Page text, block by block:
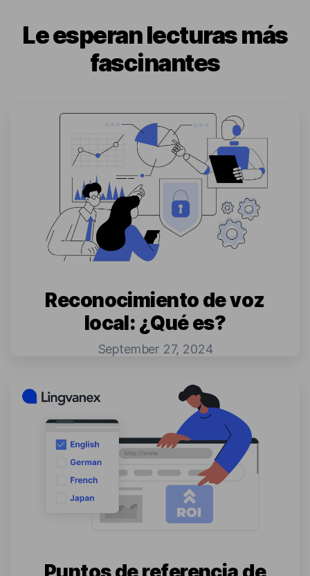
Le esperan lecturas más
fascinantes
Reconocimiento de voz
local: ¿Qué es?
September 27, 2024